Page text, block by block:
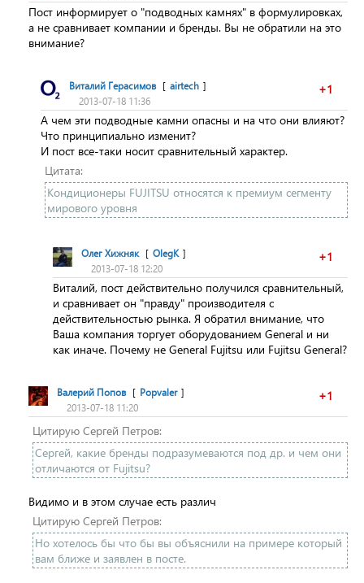
Пост информирует о "подводных камнях" в формулировках,
а не сравнивает компании и бренды. Вы не обратили на это
внимание?
+1
Виталий Герасимов [ airtech ]
2013-07-18 11:36
А чем эти подводные камни опасны и на что они влияют?
Что принципиально изменит?
И пост все-таки носит сравнительный характер.
Цитата:
Кондиционеры FUJITSU относятся к премиум сегменту
мирового уровня
+1
Олег Хижняк [ OlegK ]
2013-07-18 12:20
Виталий, пост действительно получился сравнительный,
и сравнивает он "правду" производителя с
действительностью рынка. Я обратил внимание, что
Ваша компания торгует оборудованием General и ни
как иначе. Почему не General Fujitsu или Fujitsu General?
+1
Валерий Попов [ Popvaler ]
2013-07-18 11:20
Цитирую Сергей Петров:
Сергей, какие бренды подразумеваются под др. и чем они
отличаются от Fujitsu?
Видимо и в этом случае есть различ
Цитирую Сергей Петров:
Но хотелось бы что бы вы объяснили на примере который
вам ближе и заявлен в посте.